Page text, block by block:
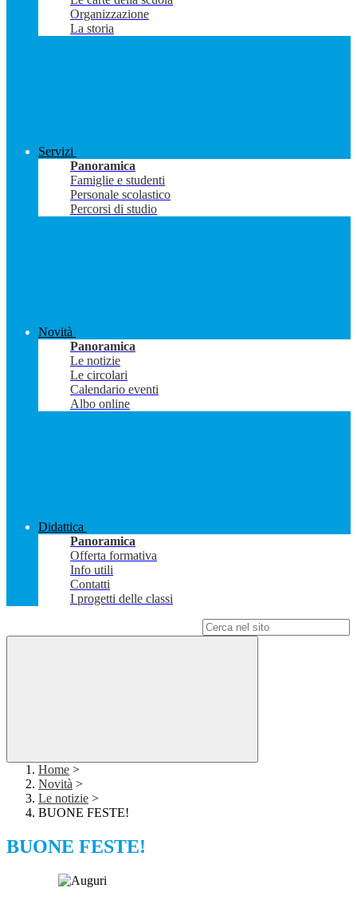
Organizzazione
La storia
Servizi
Panoramica
Famiglie e studenti
Personale scolastico
Percorsi di studio
Novità
Panoramica
Le notizie
Le circolari
Calendario eventi
Albo online
Didattica
Panoramica
Offerta formativa
Info utili
Contatti
I progetti delle classi
Home >
Novità >
Le notizie >
BUONE FESTE!
BUONE FESTE!